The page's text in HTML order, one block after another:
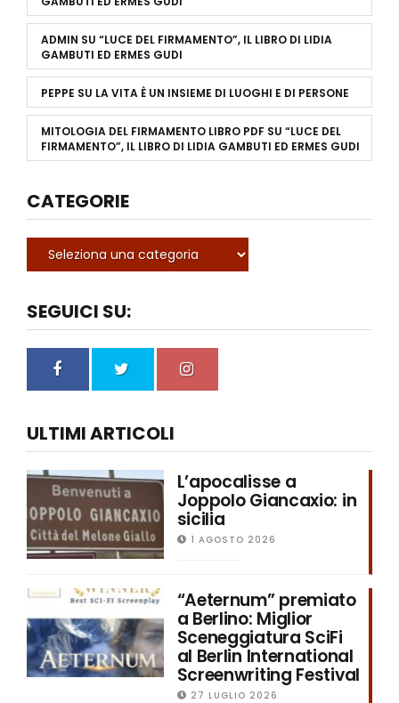
ADMIN SU “LUCE DEL FIRMAMENTO”, IL LIBRO DI LIDIA
GAMBUTI ED ERMES GUDI
PEPPE SU LA VITA È UN INSIEME DI LUOGHI E DI PERSONE
MITOLOGIA DEL FIRMAMENTO LIBRO PDF SU “LUCE DEL
FIRMAMENTO”, IL LIBRO DI LIDIA GAMBUTI ED ERMES GUDI
CATEGORIE
SEGUICI SU:
ULTIMI ARTICOLI
L’apocalisse a
Joppolo Giancaxio: in
sicilia
1 AGOSTO 2026
“Aeternum” premiato
a Berlino: Miglior
Sceneggiatura SciFi
al Berlin International
Screenwriting Festival
27 LUGLIO 2026